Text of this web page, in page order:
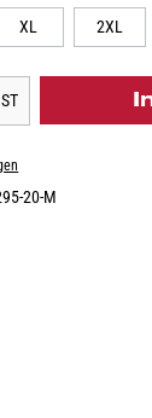
XL 2XL
ST
20-M